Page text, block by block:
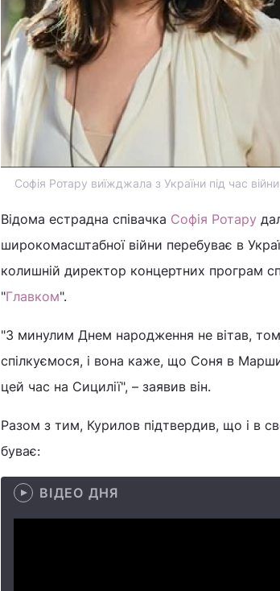
Софія Ротару виїжджала з України під час
Відома естрадна співачка Софія Ротару
широкомасштабної війни перебуває в
колишній директор концертних програм
"Главком".
"З минулим Днем народження не вітав,
спілкуємося, і вона каже, що Соня в
цей час на Сицилії", – заявив він.
Разом з тим, Курилов підтвердив, що і в
буває:
ВІДЕО ДНЯ